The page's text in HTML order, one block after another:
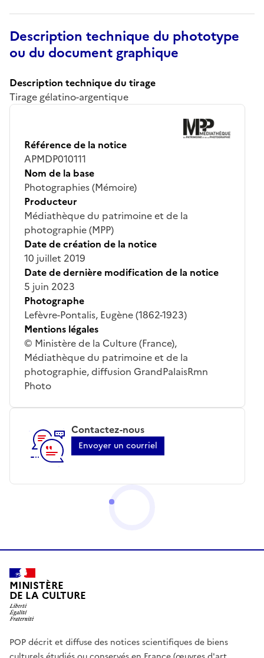
Description technique du phototype
ou du document graphique
Description technique du tirage
Tirage gélatino-argentique
Référence de la notice
APMDP010111
Nom de la base
Photographies (Mémoire)
Producteur
Médiathèque du patrimoine et de la
photographie (MPP)
Date de création de la notice
10 juillet 2019
Date de dernière modification de la notice
5 juin 2023
Photographe
Lefèvre-Pontalis, Eugène (1862-1923)
Mentions légales
© Ministère de la Culture (France),
Médiathèque du patrimoine et de la
photographie, diffusion GrandPalaisRmn
Photo
Contactez-nous
Envoyer un courriel
MINISTÈRE
DE LA CULTURE
POP décrit et diffuse des notices scientifiques de biens